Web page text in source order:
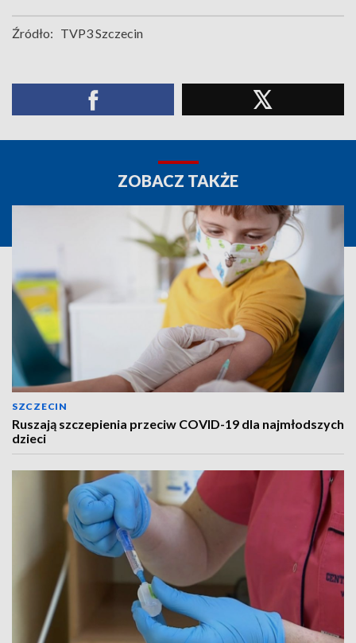
Źródło: TVP3 Szczecin
ZOBACZ TAKŻE
SZCZECIN
Ruszają szczepienia przeciw COVID-19 dla najmłodszych
dzieci